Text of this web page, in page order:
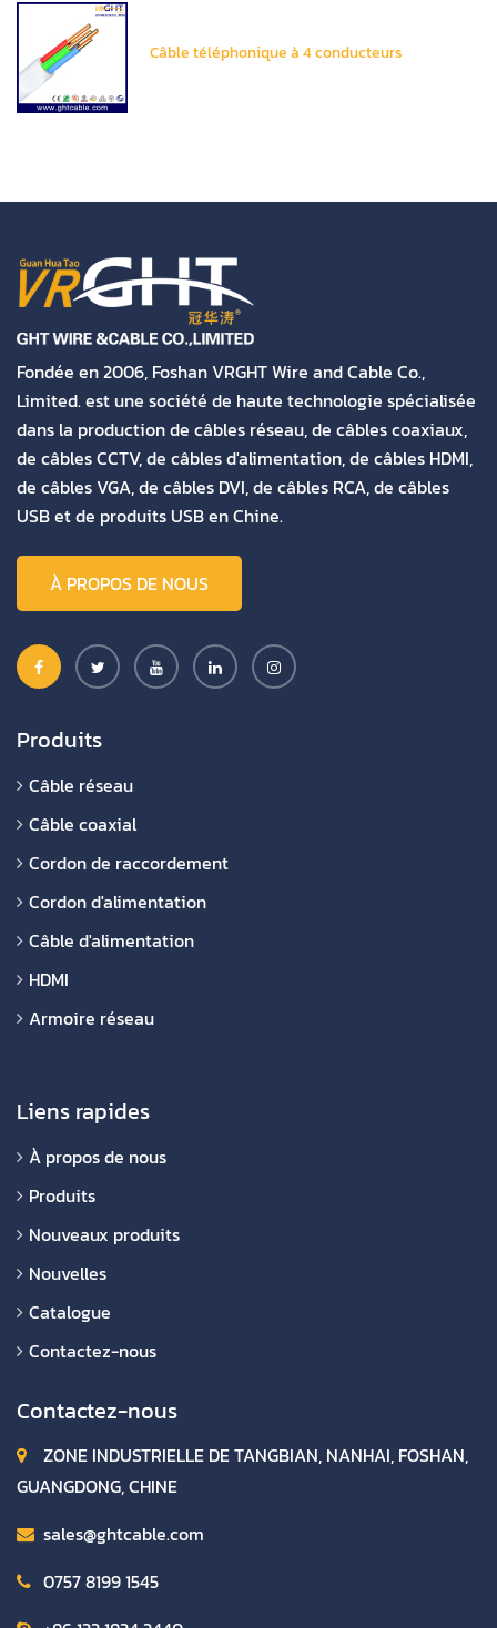
Câble téléphonique à 4 conducteurs
Fondée en 2006, Foshan VRGHT Wire and Cable Co.,
Limited. est une société de haute technologie spécialisée
dans la production de câbles réseau, de câbles coaxiaux,
de câbles CCTV, de câbles d'alimentation, de câbles HDMI,
de câbles VGA, de câbles DVI, de câbles RCA, de câbles
USB et de produits USB en Chine.
À PROPOS DE NOUS
Produits
Câble réseau
Câble coaxial
Cordon de raccordement
Cordon d'alimentation
Câble d'alimentation
HDMI
Armoire réseau
Liens rapides
À propos de nous
Produits
Nouveaux produits
Nouvelles
Catalogue
Contactez-nous
Contactez-nous
ZONE INDUSTRIELLE DE TANGBIAN, NANHAI, FOSHAN,
GUANGDONG, CHINE
sales@ghtcable.com
0757 8199 1545